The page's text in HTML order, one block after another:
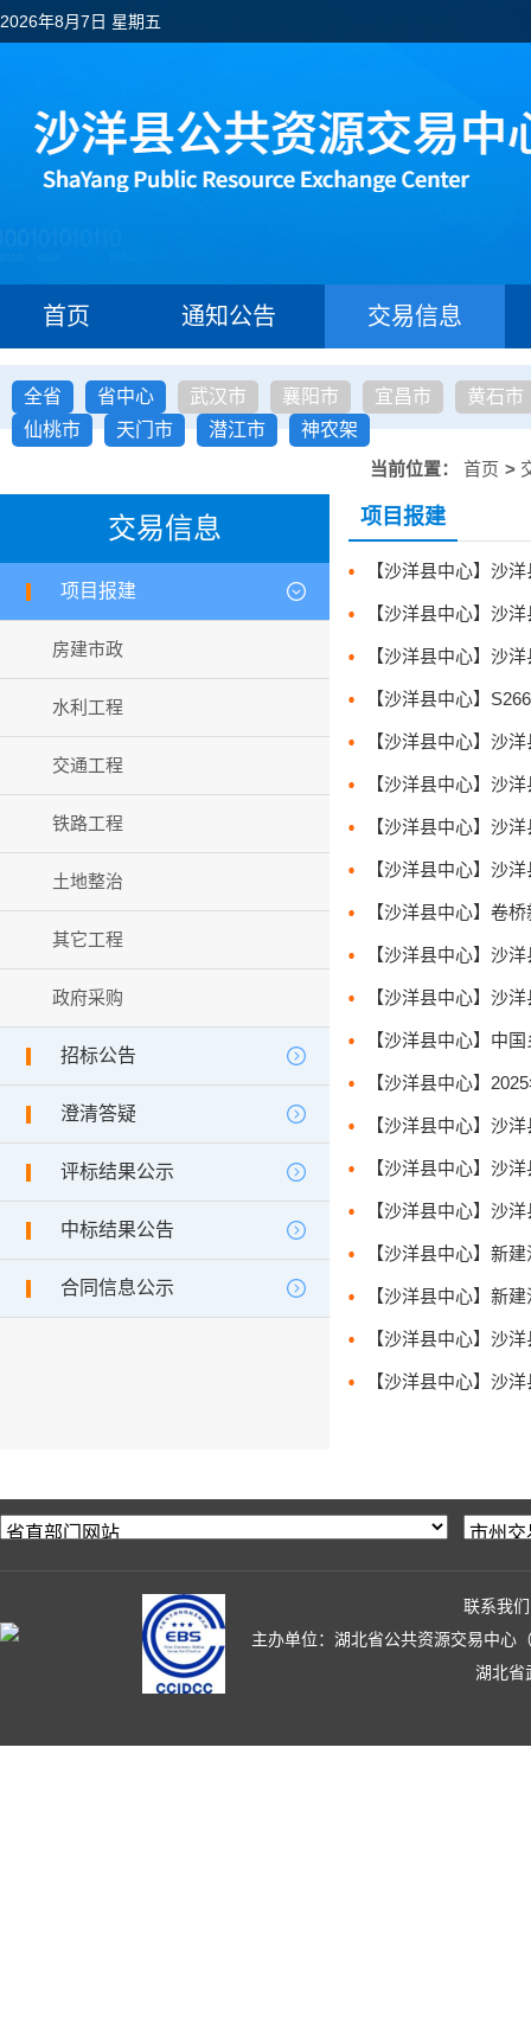
2026年8月7日 星期五
首页 通知公告 交易信息
全省 省中心 武汉市 襄阳市 宜昌市
黄石市
仙桃市
天门市 潜江市
神农架
当前位置： 首页 >
交易信息
项目报建
房建市政
水利工程
交通工程
铁路工程
土地整治
其它工程
政府采购
招标公告
澄清答疑
评标结果公示
中标结果公告
合同信息公示
项目报建
【沙洋县中心】沙
【沙洋县中心】沙
【沙洋县中心】沙
【沙洋县中心】沙
【沙洋县中心】沙
【沙洋县中心】卷
【沙洋县中心】沙
【沙洋县中心】沙
【沙洋县中心】中
【沙洋县中心】
【沙洋县中心】沙
【沙洋县中心】沙
【沙洋县中心】沙
【沙洋县中心】新
【沙洋县中心】新
【沙洋县中心】沙
【沙洋县中心】沙
联系我们
主办单位：湖北省公共资源交易中心
湖北省